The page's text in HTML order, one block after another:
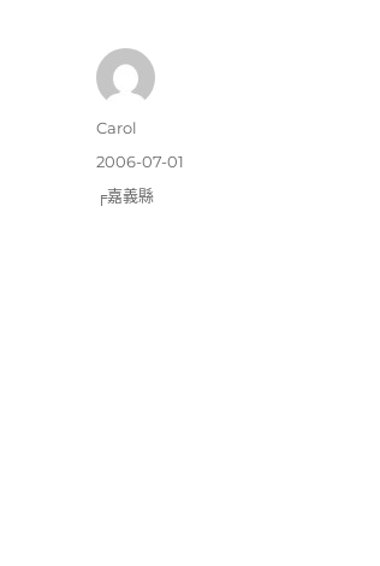
作
者
Carol
發
佈
日
2006-07-01
分
╒嘉義縣